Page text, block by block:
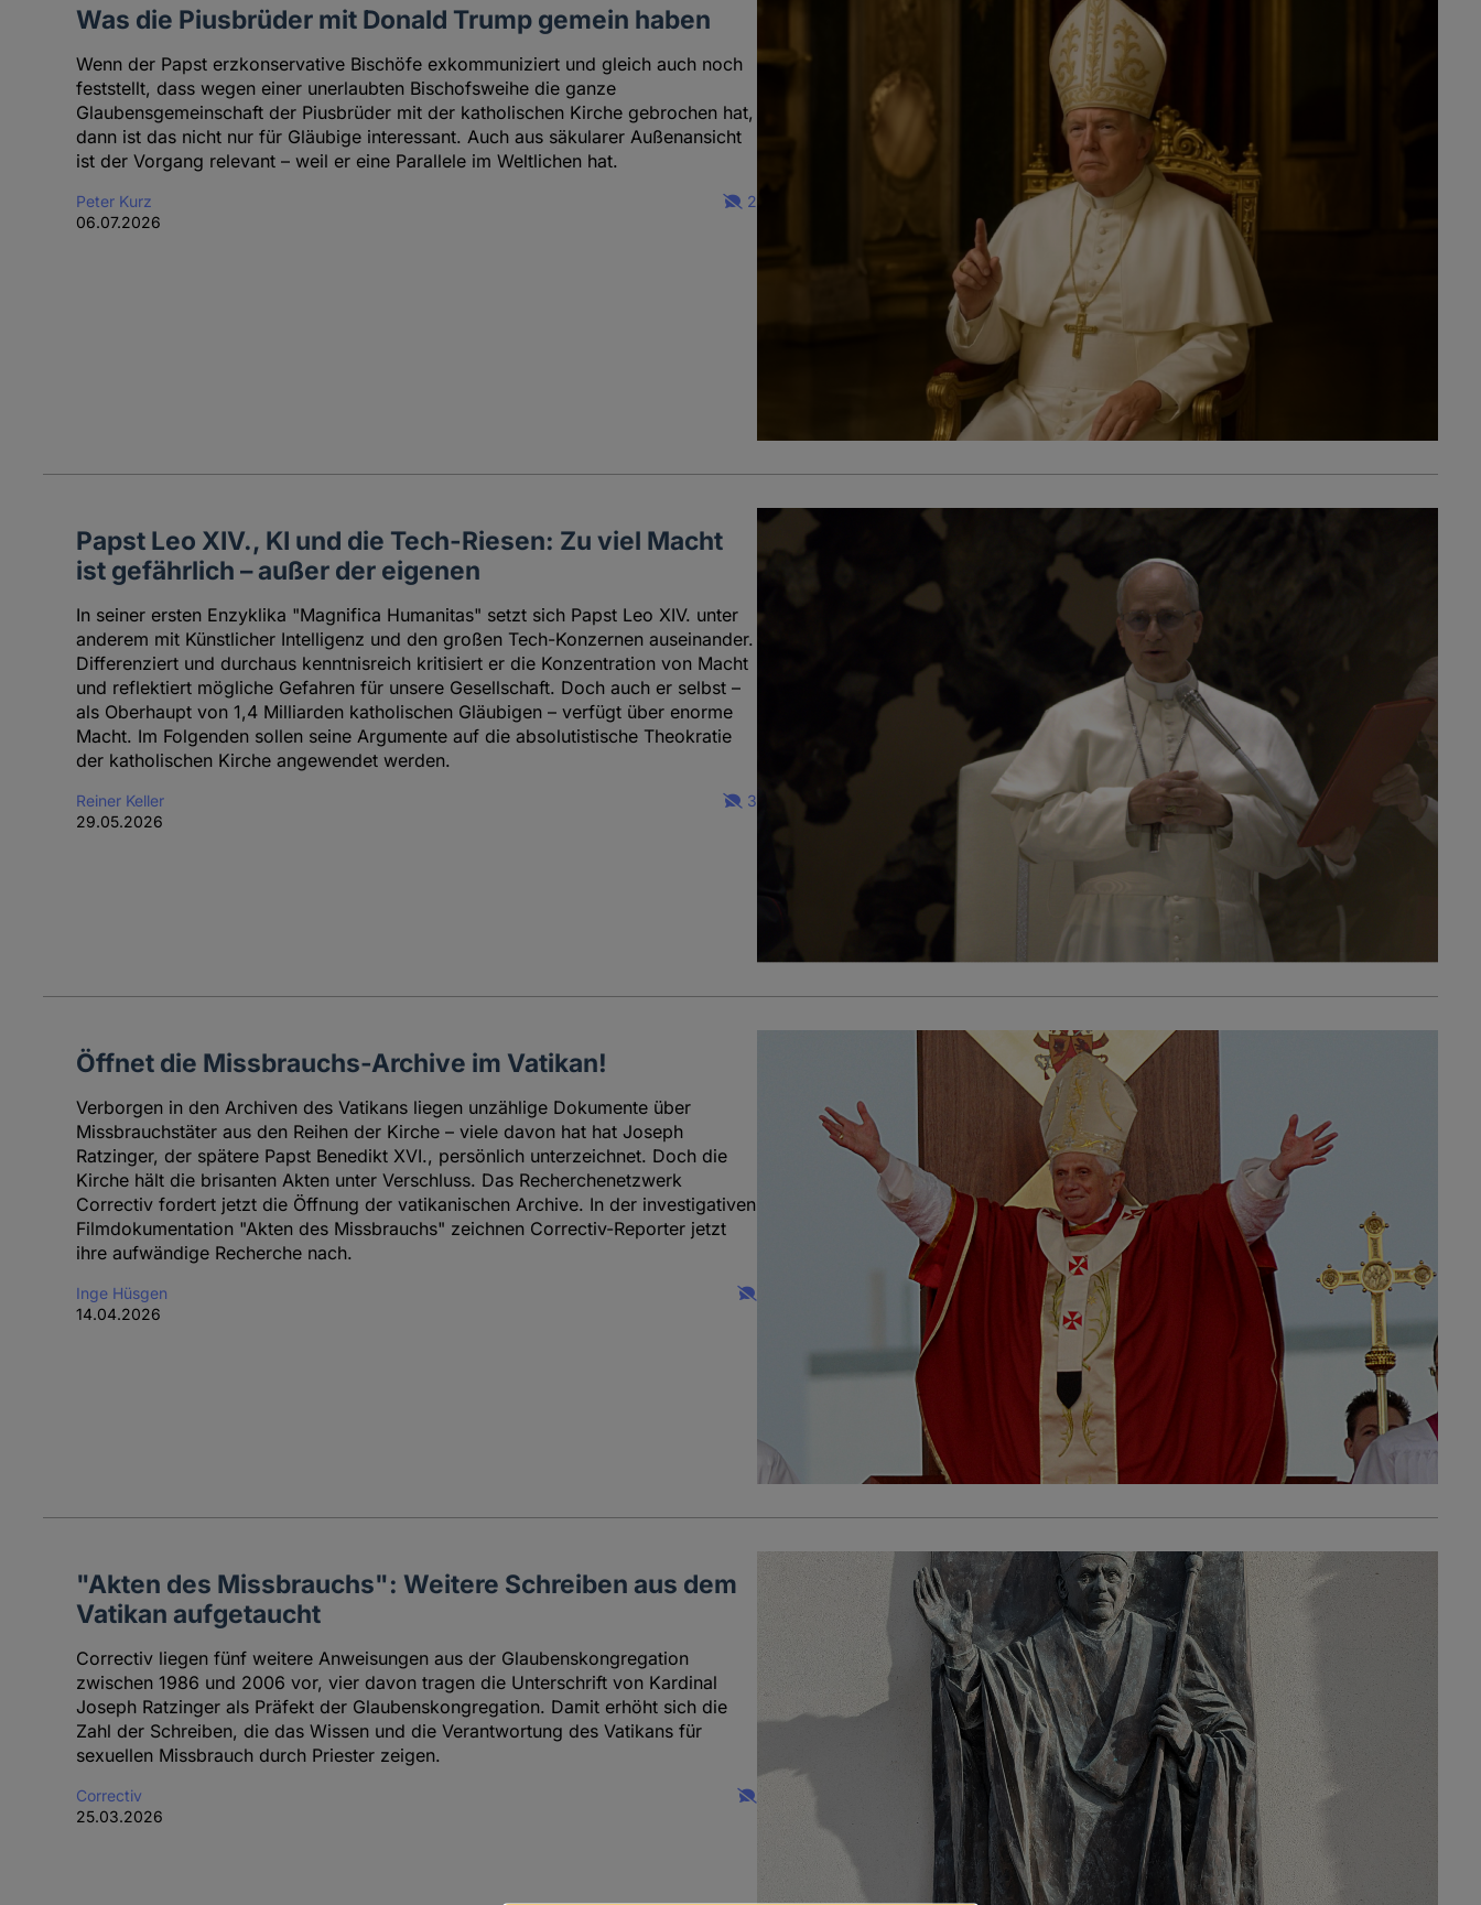
Was die Piusbrüder mit Donald Trump gemein haben
Wenn der Papst erzkonservative Bischöfe exkommuniziert und gleich auch noch
feststellt, dass wegen einer unerlaubten Bischofsweihe die ganze
Glaubensgemeinschaft der Piusbrüder mit der katholischen Kirche gebrochen hat,
dann ist das nicht nur für Gläubige interessant. Auch aus säkularer Außenansicht
ist der Vorgang relevant – weil er eine Parallele im Weltlichen hat.
Peter Kurz
06.07.2026
2
Papst Leo XIV., KI und die Tech-Riesen: Zu viel Macht
ist gefährlich – außer der eigenen
In seiner ersten Enzyklika "Magnifica Humanitas" setzt sich Papst Leo XIV. unter
anderem mit Künstlicher Intelligenz und den großen Tech-Konzernen auseinander.
Differenziert und durchaus kenntnisreich kritisiert er die Konzentration von Macht
und reflektiert mögliche Gefahren für unsere Gesellschaft. Doch auch er selbst –
als Oberhaupt von 1,4 Milliarden katholischen Gläubigen – verfügt über enorme
Macht. Im Folgenden sollen seine Argumente auf die absolutistische Theokratie
der katholischen Kirche angewendet werden.
Reiner Keller
29.05.2026
3
Öffnet die Missbrauchs-Archive im Vatikan!
Verborgen in den Archiven des Vatikans liegen unzählige Dokumente über
Missbrauchstäter aus den Reihen der Kirche – viele davon hat hat Joseph
Ratzinger, der spätere Papst Benedikt XVI., persönlich unterzeichnet. Doch die
Kirche hält die brisanten Akten unter Verschluss. Das Recherchenetzwerk
Correctiv fordert jetzt die Öffnung der vatikanischen Archive. In der investigativen
Filmdokumentation "Akten des Missbrauchs" zeichnen Correctiv-Reporter jetzt
ihre aufwändige Recherche nach.
Inge Hüsgen
14.04.2026
"Akten des Missbrauchs": Weitere Schreiben aus dem
Vatikan aufgetaucht
Correctiv liegen fünf weitere Anweisungen aus der Glaubenskongregation
zwischen 1986 und 2006 vor, vier davon tragen die Unterschrift von Kardinal
Joseph Ratzinger als Präfekt der Glaubenskongregation. Damit erhöht sich die
Zahl der Schreiben, die das Wissen und die Verantwortung des Vatikans für
sexuellen Missbrauch durch Priester zeigen.
Correctiv
25.03.2026